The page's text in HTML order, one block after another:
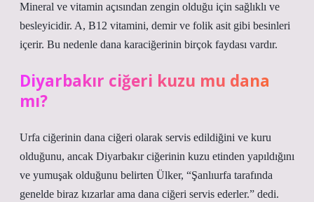
Mineral ve vitamin açısından zengin olduğu için sağlıklı ve
besleyicidir. A, B12 vitamini, demir ve folik asit gibi besinleri
içerir. Bu nedenle dana karaciğerinin birçok faydası vardır.
Diyarbakır ciğeri kuzu mu dana
mı?
Urfa ciğerinin dana ciğeri olarak servis edildiğini ve kuru
olduğunu, ancak Diyarbakır ciğerinin kuzu etinden yapıldığını
ve yumuşak olduğunu belirten Ülker, “Şanlıurfa tarafında
genelde biraz kızarlar ama dana ciğeri servis ederler.” dedi.